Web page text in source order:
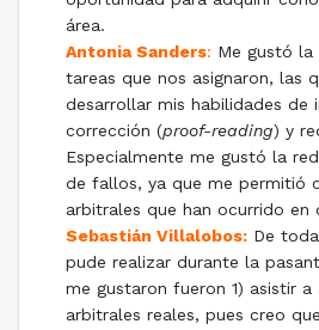
área.
Antonia Sanders: Me gustó la
tareas que nos asignaron, las
desarrollar mis habilidades de
corrección (proof-reading) y
Especialmente me gustó la
de fallos, ya que me permitió
arbitrales que han ocurrido en
Sebastián Villalobos:De
pude realizar durante la
me gustaron fueron 1) asistir a
arbitrales reales, pues creo